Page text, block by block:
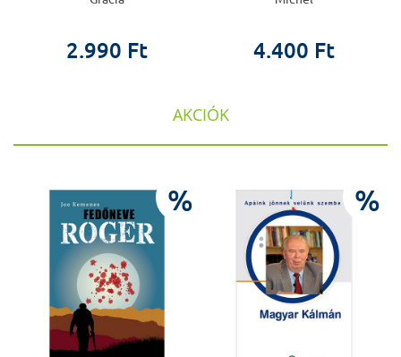
2.990 Ft 4.400 Ft
AKCIÓK
% %